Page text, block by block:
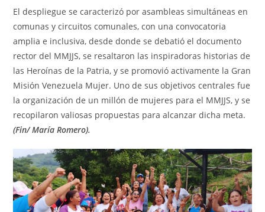
El despliegue se caracterizó por asambleas simultáneas en
comunas y circuitos comunales, con una convocatoria
amplia e inclusiva, desde donde se debatió el documento
rector del MMJJS, se resaltaron las inspiradoras historias de
las Heroínas de la Patria, y se promovió activamente la Gran
Misión Venezuela Mujer. Uno de sus objetivos centrales fue
la organización de un millón de mujeres para el MMJJS, y se
recopilaron valiosas propuestas para alcanzar dicha meta.
(Fin/ María Romero).